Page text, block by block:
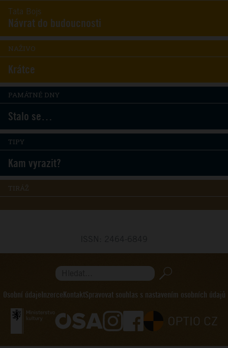
Tata Bojs
Návrat do budoucnosti
NAŽIVO
Krátce
PAMÁTNÉ DNY
Stalo se…
TIPY
Kam vyrazit?
TIRÁŽ
Hledat...
Osobní údajeInzerceKontaktSpravovat souhlas s nastavením osobních údajů